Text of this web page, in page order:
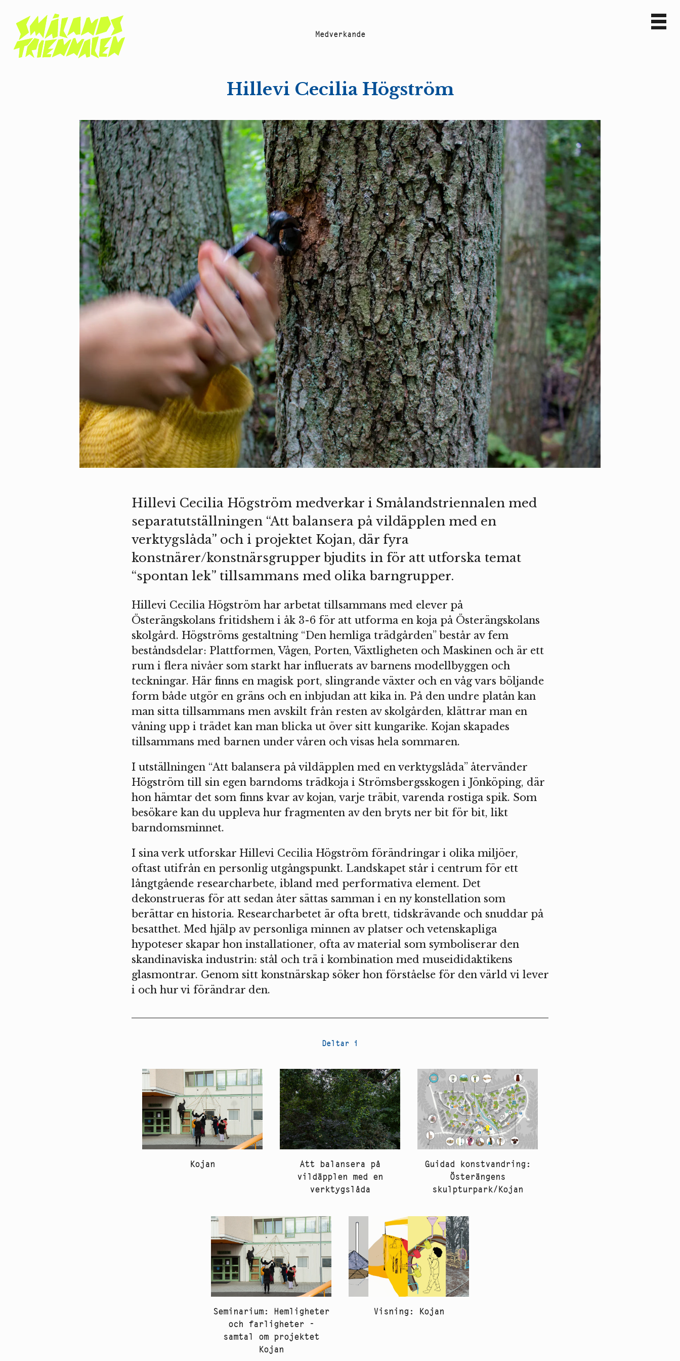
Medverkande
Hillevi Cecilia Högström
Hillevi Cecilia Högström medverkar i Smålandstriennalen med
separatutställningen “Att balansera på vildäpplen med en
verktygslåda” och i projektet Kojan, där fyra
konstnärer/konstnärsgrupper bjudits in för att utforska temat
“spontan lek” tillsammans med olika barngrupper.
Hillevi Cecilia Högström har arbetat tillsammans med elever på
Österängskolans fritidshem i åk 3-6 för att utforma en koja på Österängskolans
skolgård. Högströms gestaltning “Den hemliga trädgården” består av fem
beståndsdelar: Plattformen, Vågen, Porten, Växtligheten och Maskinen och är ett
rum i flera nivåer som starkt har influerats av barnens modellbyggen och
teckningar. Här finns en magisk port, slingrande växter och en våg vars böljande
form både utgör en gräns och en inbjudan att kika in. På den undre platån kan
man sitta tillsammans men avskilt från resten av skolgården, klättrar man en
våning upp i trädet kan man blicka ut över sitt kungarike. Kojan skapades
tillsammans med barnen under våren och visas hela sommaren.
I utställningen “Att balansera på vildäpplen med en verktygslåda” återvänder
Högström till sin egen barndoms trädkoja i Strömsbergsskogen i Jönköping, där
hon hämtar det som finns kvar av kojan, varje träbit, varenda rostiga spik. Som
besökare kan du uppleva hur fragmenten av den bryts ner bit för bit, likt
barndomsminnet.
I sina verk utforskar Hillevi Cecilia Högström förändringar i olika miljöer,
oftast utifrån en personlig utgångspunkt. Landskapet står i centrum för ett
långtgående researcharbete, ibland med performativa element. Det
dekonstrueras för att sedan åter sättas samman i en ny konstellation som
berättar en historia. Researcharbetet är ofta brett, tidskrävande och snuddar på
besatthet. Med hjälp av personliga minnen av platser och vetenskapliga
hypoteser skapar hon installationer, ofta av material som symboliserar den
skandinaviska industrin: stål och trä i kombination med museididaktikens
glasmontrar. Genom sitt konstnärskap söker hon förståelse för den värld vi lever
i och hur vi förändrar den.
Deltar i
Kojan
Att balansera på
vildäpplen med en
verktygslåda
Guidad konstvandring:
Österängens
skulpturpark/Kojan
Seminarium: Hemligheter
och farligheter -
samtal om projektet
Kojan
Visning: Kojan